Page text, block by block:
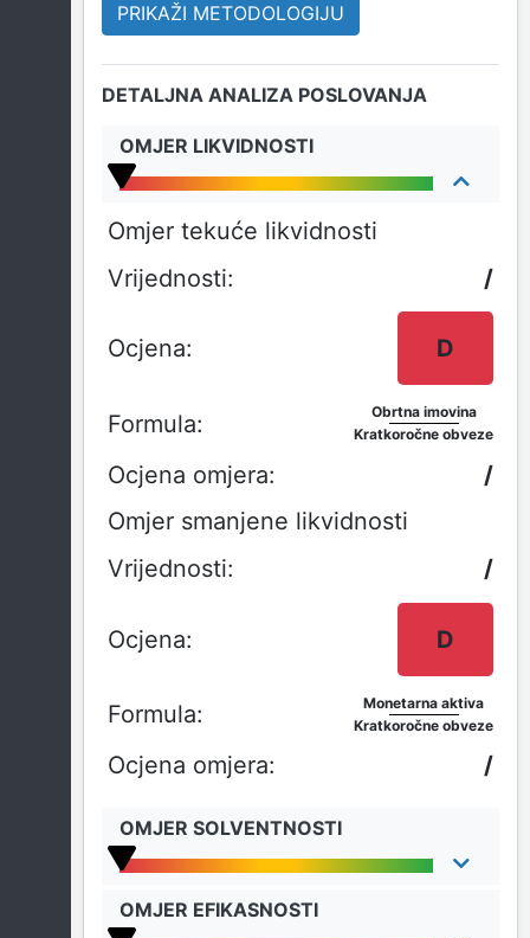
PRIKAŽI METODOLOGIJU
DETALJNA ANALIZA POSLOVANJA
OMJER LIKVIDNOSTI
Omjer tekuće likvidnosti
/
D
Obrtna imovina
Kratkoročne obveze
/
Omjer smanjene likvidnosti
/
D
Monetarna aktiva
Kratkoročne obveze
/
OMJER SOLVENTNOSTI
OMJER EFIKASNOSTI